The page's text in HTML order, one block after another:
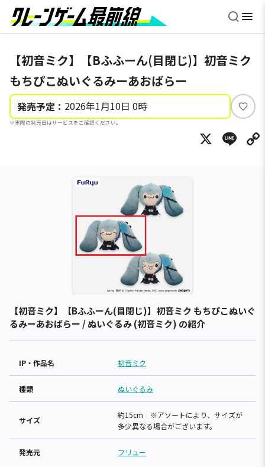
【初音ミク】【Bふふーん(目閉じ)】初音ミク
もちぴこぬいぐるみーあおばらー
発売予定： 2026年1月10日 0時
※実際の発売日はサービスをご確認ください。
い
ね
X
【初音ミク】【Bふふーん(目閉じ)】初音ミク もちぴこぬいぐ
るみーあおばらー / ぬいぐるみ (初音ミク) の紹介
IP・作品名 初音ミク
種類 ぬいぐるみ
サイズ
約15cm ※アソートにより、サイズが
多少異なる場合がございます。
発売元 フリュー